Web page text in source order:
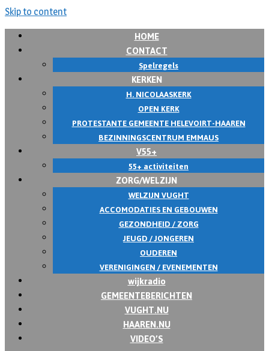
Skip to content
HOME
CONTACT
Spelregels
KERKEN
H. NICOLAASKERK
OPEN KERK
PROTESTANTE GEMEENTE HELEVOIRT-HAAREN
BEZINNINGSCENTRUM EMMAUS
V55+
55+ activiteiten
ZORG/WELZIJN
WELZIJN VUGHT
ACCOMODATIES EN GEBOUWEN
GEZONDHEID / ZORG
JEUGD / JONGEREN
OUDEREN
VERENIGINGEN / EVENEMENTEN
wijkradio
GEMEENTEBERICHTEN
VUGHT.NU
HAAREN.NU
VIDEO’S